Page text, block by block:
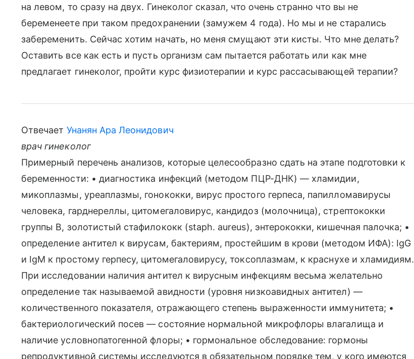
на левом, то сразу на двух. Гинеколог сказал, что очень странно что вы не
беременеете при таком предохранении (замужем 4 года). Но мы и не старались
забеременить. Сейчас хотим начать, но меня смущают эти кисты. Что мне делать?
Оставить все как есть и пусть организм сам пытается работать или как мне
предлагает гинеколог, пройти курс физиотерапии и курс рассасывающей терапии?
Отвечает Унанян Ара Леонидович
врач гинеколог
Примерный перечень анализов, которые целесообразно сдать на этапе подготовки к
беременности: • диагностика инфекций (методом ПЦР-ДНК) — хламидии,
микоплазмы, уреаплазмы, гонококки, вирус простого герпеса, папилломавирусы
человека, гарднереллы, цитомегаловирус, кандидоз (молочница), стрептококки
группы В, золотистый стафилококк (staph. aureus), энтерококки, кишечная палочка; •
определение антител к вирусам, бактериям, простейшим в крови (методом ИФА): IgG
и IgM к простому герпесу, цитомегаловирусу, токсоплазмам, к краснухе и хламидиям.
При исследовании наличия антител к вирусным инфекциям весьма желательно
определение так называемой авидности (уровня низкоавидных антител) —
количественного показателя, отражающего степень выраженности иммунитета; •
бактериологический посев — состояние нормальной микрофлоры влагалища и
наличие условнопатогенной флоры; • гормональное обследование: гормоны
репродуктивной системы исследуются в обязательном порядке тем, у кого имеются